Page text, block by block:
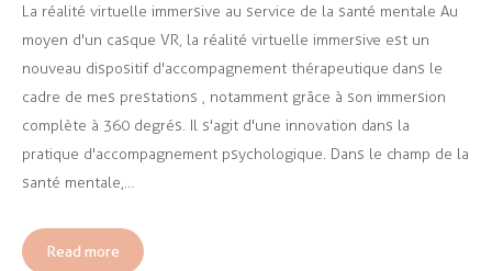
La réalité virtuelle immersive au service de la santé mentale Au
moyen d'un casque VR, la réalité virtuelle immersive est un
nouveau dispositif d'accompagnement thérapeutique dans le
cadre de mes prestations , notamment grâce à son immersion
complète à 360 degrés. Il s'agit d'une innovation dans la
pratique d'accompagnement psychologique. Dans le champ de la
santé mentale,…
Read more